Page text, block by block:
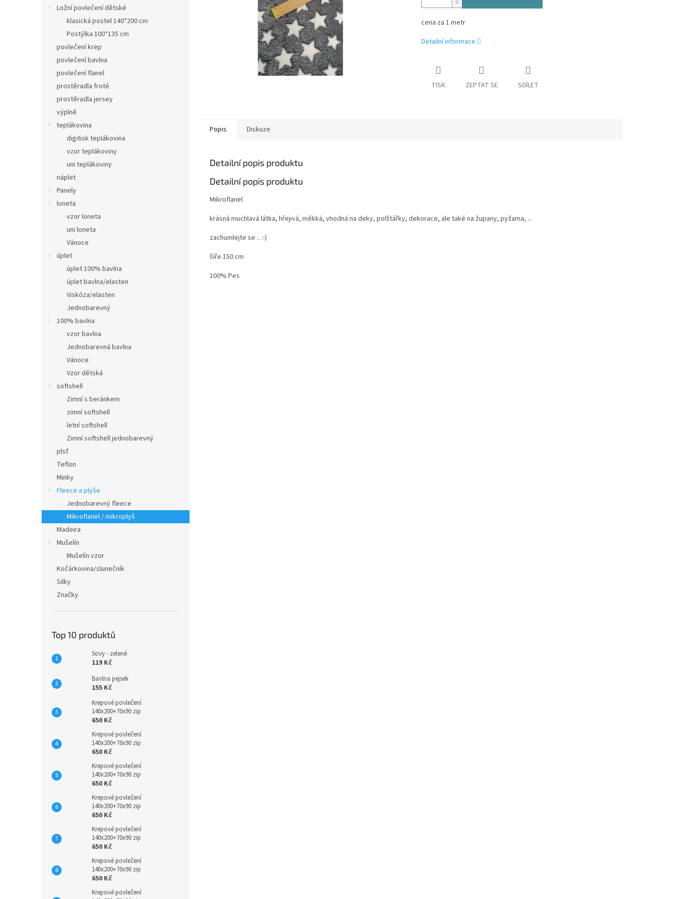
Ložní povlečení dětské
klasická postel 140*200 cm
Postýlka 100*135 cm
povlečení krep
povlečení bavlna
povlečení flanel
prostěradla froté
prostěradla jersey
výplně
teplákovina
digitisk teplákovina
vzor teplákoviny
uni teplákoviny
náplet
Panely
loneta
vzor loneta
uni loneta
Vánoce
úplet
úplet 100% bavlna
úplet bavlna/elasten
Viskóza/elasten
Jednobarevný
100% bavlna
vzor bavlna
Jednobarevná bavlna
Vánoce
Vzor dětská
softshell
Zimní s beránkem
zimní softshell
letní softshell
Zimní softshell jednobarevný
plsť
Teflon
Minky
Fleece a plyše
Jednobarevný fleece
Mikroflanel / mikroplyš
Madeira
Mušelín
Mušelín vzor
Kočárkovina/slunečník
Silky
Značky
Top 10 produktů
Sovy - zelené
119 Kč
Bavlna pejsek
155 Kč
Krepové povlečení
140x200+70x90 zip
650 Kč
Krepové povlečení
140x200+70x90 zip
650 Kč
Krepové povlečení
140x200+70x90 zip
650 Kč
Krepové povlečení
140x200+70x90 zip
650 Kč
Krepové povlečení
140x200+70x90 zip
650 Kč
Krepové povlečení
140x200+70x90 zip
650 Kč
Krepové povlečení
cena za 1 metr
Detailní informace
TISK ZEPTAT SE SDÍLET
Popis Diskuze
Detailní popis produktu
Detailní popis produktu
Mikroflanel
krásná muchlavá látka, hřejivá, měkká, vhodná na deky, polštářky, dekorace, ale také na župany, pyžama, ...
zachumlejte se .. :-)
šíře 150 cm
100% Pes